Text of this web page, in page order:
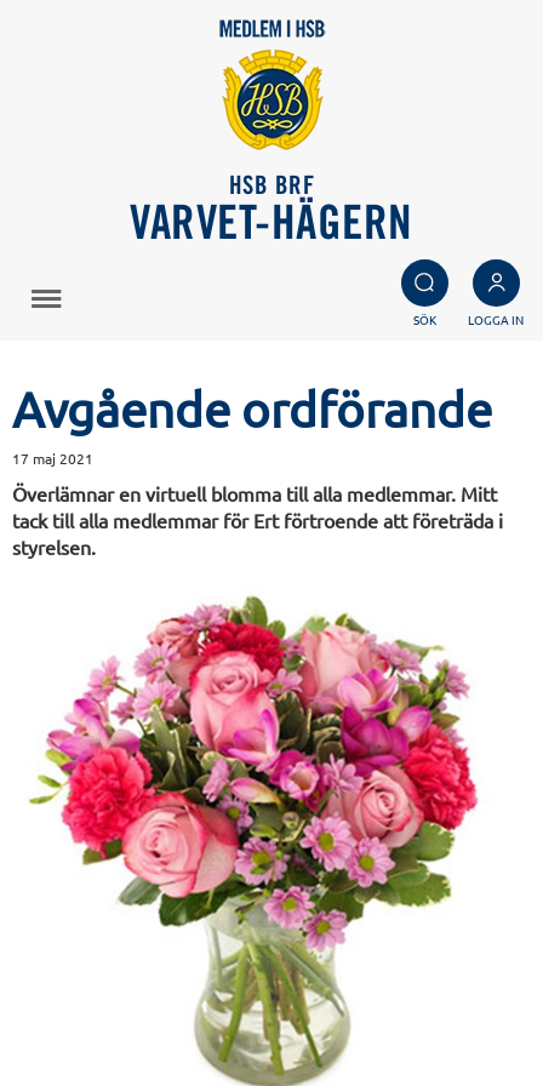
HSB BRF
VARVET-HÄGERN
SÖK LOGGA IN
Avgående ordförande
17 maj 2021
Överlämnar en virtuell blomma till alla medlemmar. Mitt
tack till alla medlemmar för Ert förtroende att företräda i
styrelsen.